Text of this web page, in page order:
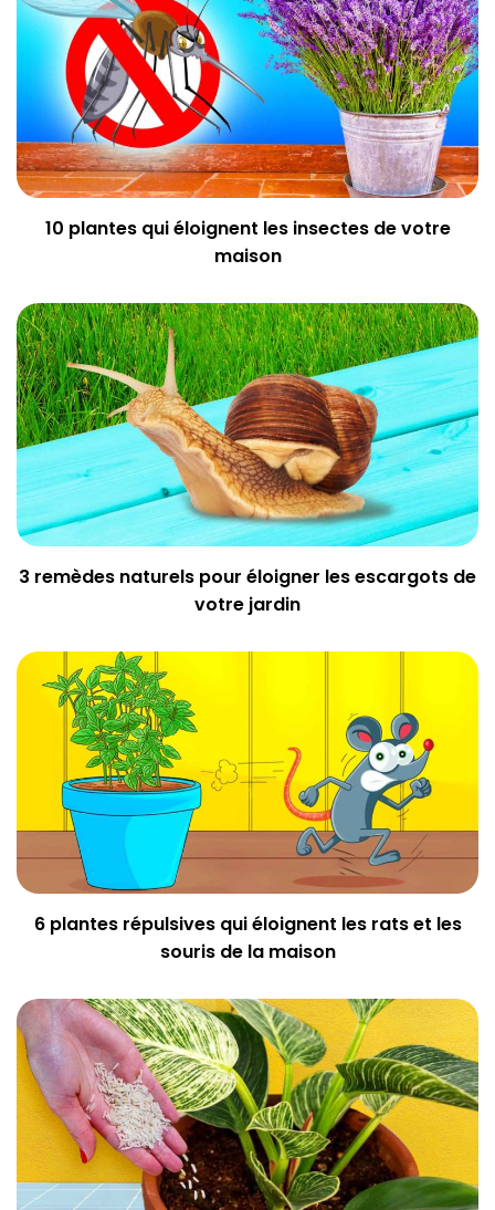
10 plantes qui éloignent les insectes de votre
maison
3 remèdes naturels pour éloigner les escargots de
votre jardin
6 plantes répulsives qui éloignent les rats et les
souris de la maison